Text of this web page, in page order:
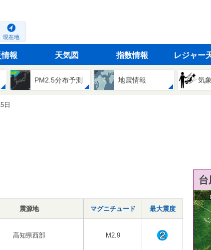
現在地
情報 天気図 指数情報 レジャー
PM2.5分布予測 地震情報 気
日
震源地 マグニチュード 最大震度
高知県西部 M2.9